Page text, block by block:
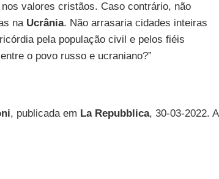
valores cristãos. Caso contrário, não
na Ucrânia. Não arrasaria cidades inteiras
pela população civil e pelos fiéis
o povo russo e ucraniano?”
, publicada em La Repubblica, 30-03-2022. A